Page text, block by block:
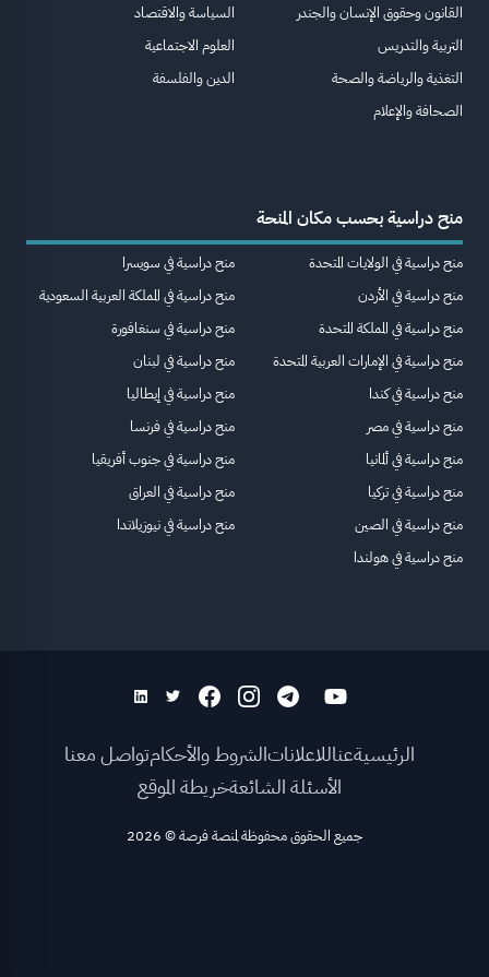
القانون وحقوق الإنسان والجندر
التربية والتدريس
التغذية والرياضة والصحة
الصحافة والإعلام
السياسة والاقتصاد
العلوم الاجتماعية
الدين والفلسفة
منح دراسية بحسب مكان المنحة
منح دراسية في الولايات المتحدة
منح دراسية في الأردن
منح دراسية في المملكة المتحدة
منح دراسية في الإمارات العربية المتحدة
منح دراسية في كندا
منح دراسية في مصر
منح دراسية في ألمانيا
منح دراسية في تركيا
منح دراسية في الصين
منح دراسية في هولندا
منح دراسية في سويسرا
منح دراسية في المملكة العربية السعودية
منح دراسية في سنغافورة
منح دراسية في لبنان
منح دراسية في إيطاليا
منح دراسية في فرنسا
منح دراسية في جنوب أفريقيا
منح دراسية في العراق
منح دراسية في نيوزيلاندا
الرئيسيةعناللاعلاناتالشروط والأحكامتواصل معنا
الأسئلة الشائعةخريطة الموقع
جميع الحقوق محفوظة لمنصة فرصة©
2026